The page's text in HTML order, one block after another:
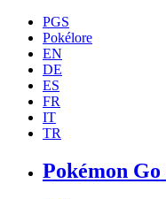
PGS
Pokélore
EN
DE
ES
FR
IT
TR
Pokémon Go